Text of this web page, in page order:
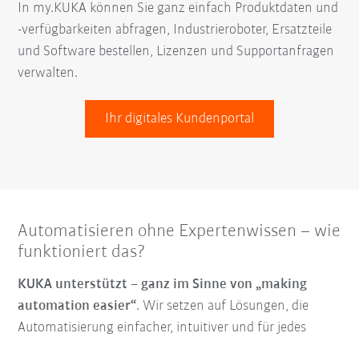
In my.KUKA können Sie ganz einfach Produktdaten und
-verfügbarkeiten abfragen, Industrieroboter, Ersatzteile
und Software bestellen, Lizenzen und Supportanfragen
verwalten.
Ihr digitales Kundenportal
Automatisieren ohne Expertenwissen – wie
funktioniert das?
KUKA unterstützt – ganz im Sinne von „making
automation easier“. Wir setzen auf Lösungen, die
Automatisierung einfacher, intuitiver und für jedes